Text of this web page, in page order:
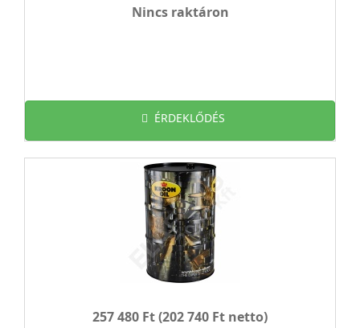
Nincs raktáron
ÉRDEKLŐDÉS
257 480 Ft(202 740 Ft netto)